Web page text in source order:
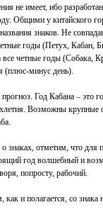
не имеет, ибо
Общими у китайского
знаков. Не
годы (Петух, Кабан,
все четные годы (Собака,
(плюс-минус день).
Год Кабана – это
Возможны крупные
о знаках, отметим, что
год волшебный и
попросту, рабочий.
как и полагается, со